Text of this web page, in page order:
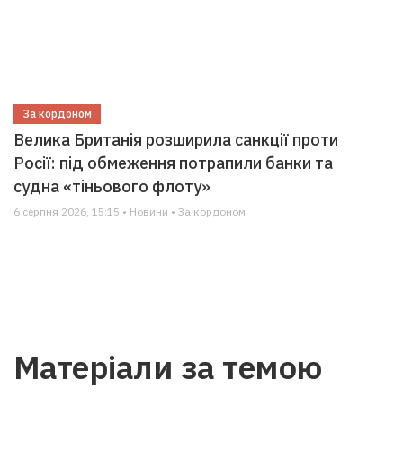
За кордоном
Велика Британія розширила санкції проти
Росії: під обмеження потрапили банки та
судна «тіньового флоту»
6 серпня 2026, 15:15 • Новини • За кордоном
Матеріали за темою